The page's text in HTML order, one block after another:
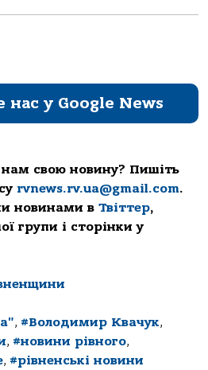
нас у Google News
свою новину? Пишіть
rvnews.rv.ua@gmail.com.
новинами в Твіттер,
групи і сторінки у
, #Володимир Квачук,
, #новини рівного,
, #рівненські новини